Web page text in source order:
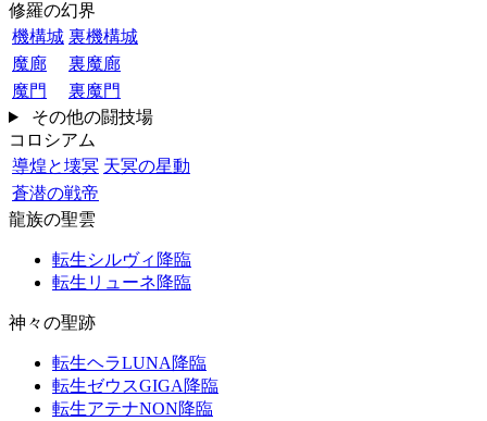
修羅の幻界
機構城 裏機構城
魔廊
裏魔廊
魔門
裏魔門
その他の闘技場
コロシアム
導煌と壊冥 天冥の星動
蒼潜の戦帝
龍族の聖雲
転生シルヴィ降臨
転生リューネ降臨
神々の聖跡
転生ヘラLUNA降臨
転生ゼウスGIGA降臨
転生アテナNON降臨